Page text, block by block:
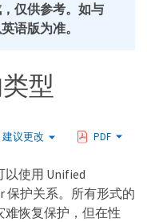
仅供参考。如与
语版为准。
型
建议更改 PDF
使用 Unified
保护关系。所有形式的
难恢复保护，但在性